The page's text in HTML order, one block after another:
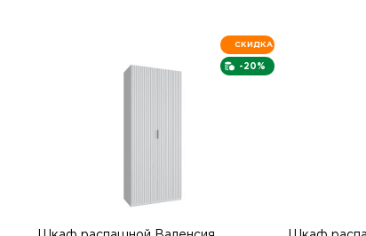
Полки
-20%
СКИДКА